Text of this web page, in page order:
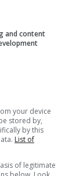
and content
your device
stored by,
by this
List of
of legitimate